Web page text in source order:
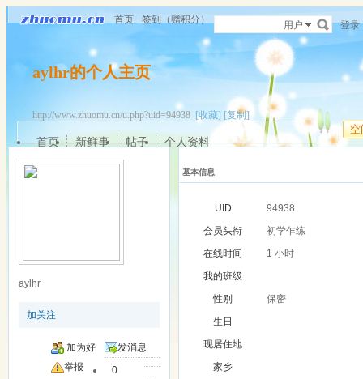
首页 签到（赠积分） 用户 登录
aylhr的个人主页
http://www.zhuomu.cn/u.php?uid=94938 [收藏] [复制]
空
首页 新鲜事 帖子 个人资料
aylhr
加关注
加为好
友
发消息
举报
0
基本信息
UID
94938
会员头衔
初学乍练
在线时间
1 小时
我的班级
性别
保密
生日
现居住地
家乡